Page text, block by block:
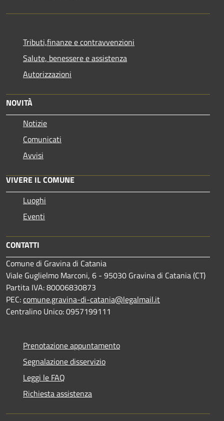
Tributi,finanze e contravvenzioni
Salute, benessere e assistenza
Autorizzazioni
NOVITÀ
Notizie
Comunicati
Avvisi
VIVERE IL COMUNE
Luoghi
Eventi
CONTATTI
Comune di Gravina di Catania
Viale Guglielmo Marconi, 6 - 95030 Gravina di Catania (CT)
Partita IVA: 80006830873
PEC:comune.gravina-di-catania@legalmail.it
Centralino Unico: 0957199111
Prenotazione appuntamento
Segnalazione disservizio
Leggi le FAQ
Richiesta assistenza